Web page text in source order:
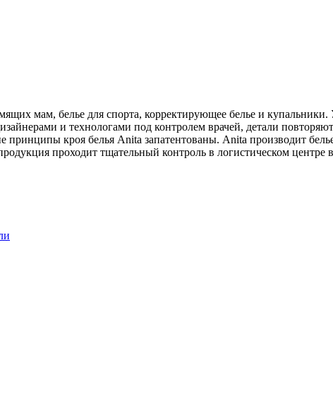
мам, белье для спорта, корректирующее белье и
и технологами под контролем врачей, детали
кроя белья Anita запатентованы. Anita производит
проходит тщательный контроль в логистическом центре